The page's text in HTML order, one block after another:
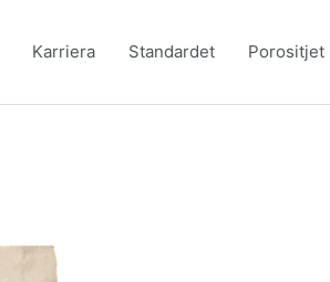
Karriera Standardet Porositjet